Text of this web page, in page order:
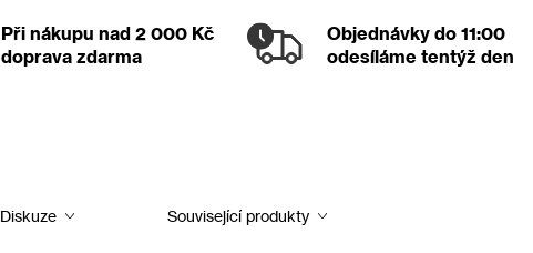
Při nákupu nad 2 000 Kč
doprava zdarma
Objednávky do 11:00
odesíláme tentýž den
Diskuze Související produkty